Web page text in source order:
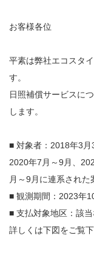
お客様各位
平素は弊社エコスタ
す。
日照補償サービスに
します。
■ 対象者：2018年3月
2020年7月～9月、
月～9月に連系された
■ 観測期間：2023年
■ 支払対象地区：該当
詳しくは下図をご覧下